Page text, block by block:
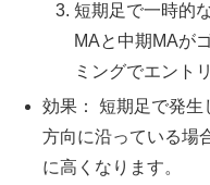
短期足で一時的
MAと中期MAが
ミングでエント
効果： 短期足で発生
方向に沿っている場
に高くなります。